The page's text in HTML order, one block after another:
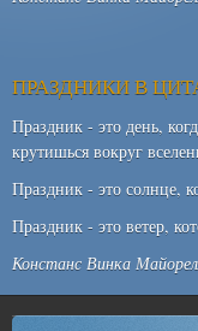
ПРАЗДНИКИ В
Праздник - это день,
крутишься вокруг
Праздник - это солнце,
Праздник - это ветер,
Констанс Винка